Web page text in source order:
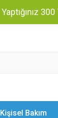
Yaptığınız
Kişisel Bakım